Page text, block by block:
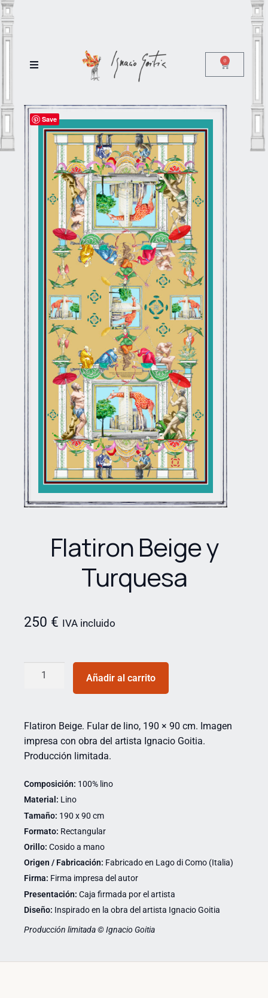
0
Save
Flatiron Beige y
Turquesa
250 € IVA incluido
Añadir al carrito
Flatiron Beige. Fular de lino, 190 × 90 cm. Imagen
impresa con obra del artista Ignacio Goitia.
Producción limitada.
Composición: 100% lino
Material: Lino
Tamaño: 190 x 90 cm
Formato: Rectangular
Orillo: Cosido a mano
Origen / Fabricación: Fabricado en Lago di Como (Italia)
Firma: Firma impresa del autor
Presentación: Caja firmada por el artista
Diseño: Inspirado en la obra del artista Ignacio Goitia
Producción limitada © Ignacio Goitia